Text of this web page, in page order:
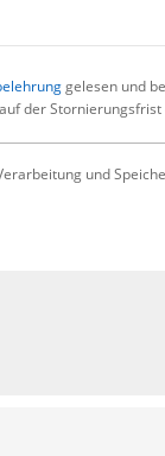
gelesen und
der
und